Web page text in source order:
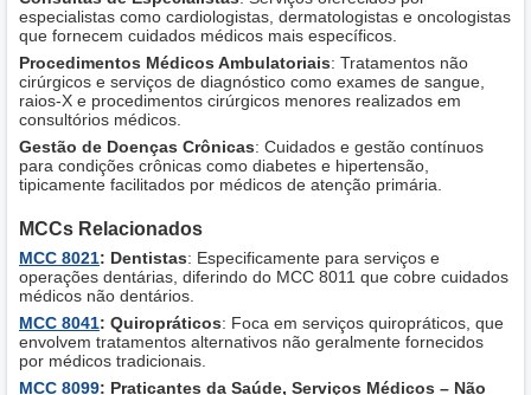
especialistas como cardiologistas, dermatologistas e oncologistas
que fornecem cuidados médicos mais específicos.
Procedimentos Médicos Ambulatoriais: Tratamentos não
cirúrgicos e serviços de diagnóstico como exames de sangue,
raios-X e procedimentos cirúrgicos menores realizados em
consultórios médicos.
Gestão de Doenças Crônicas: Cuidados e gestão contínuos
para condições crônicas como diabetes e hipertensão,
tipicamente facilitados por médicos de atenção primária.
MCCs Relacionados
MCC 8021: Dentistas: Especificamente para serviços e
operações dentárias, diferindo do MCC 8011 que cobre cuidados
médicos não dentários.
MCC 8041: Quiropráticos: Foca em serviços quiropráticos, que
envolvem tratamentos alternativos não geralmente fornecidos
por médicos tradicionais.
MCC 8099: Praticantes da Saúde, Serviços Médicos – Não